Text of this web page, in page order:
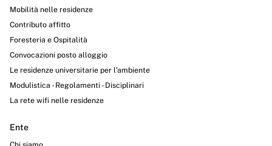
Mobilità nelle residenze
Contributo affitto
Foresteria e Ospitalità
Convocazioni posto alloggio
Le residenze universitarie per l’ambiente
Modulistica - Regolamenti - Disciplinari
La rete wifi nelle residenze
Ente